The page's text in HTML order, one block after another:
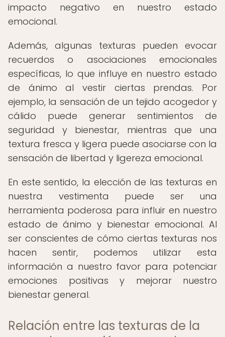
impacto negativo en nuestro estado
emocional.
Además, algunas texturas pueden evocar
recuerdos o asociaciones emocionales
específicas, lo que influye en nuestro estado
de ánimo al vestir ciertas prendas. Por
ejemplo, la sensación de un tejido acogedor y
cálido puede generar sentimientos de
seguridad y bienestar, mientras que una
textura fresca y ligera puede asociarse con la
sensación de libertad y ligereza emocional.
En este sentido, la elección de las texturas en
nuestra vestimenta puede ser una
herramienta poderosa para influir en nuestro
estado de ánimo y bienestar emocional. Al
ser conscientes de cómo ciertas texturas nos
hacen sentir, podemos utilizar esta
información a nuestro favor para potenciar
emociones positivas y mejorar nuestro
bienestar general.
Relación entre las texturas de la